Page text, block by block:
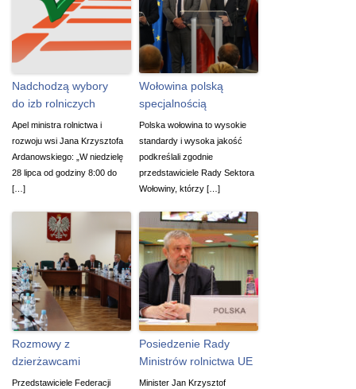
Nadchodzą wybory
do izb rolniczych
Apel ministra rolnictwa i
rozwoju wsi Jana Krzysztofa
Ardanowskiego: „W niedzielę
28 lipca od godziny 8:00 do
[…]
Wołowina polską
specjalnością
Polska wołowina to wysokie
standardy i wysoka jakość
podkreślali zgodnie
przedstawiciele Rady Sektora
Wołowiny, którzy […]
Rozmowy z
dzierżawcami
Przedstawiciele Federacji
Posiedzenie Rady
Ministrów rolnictwa UE
Minister Jan Krzysztof